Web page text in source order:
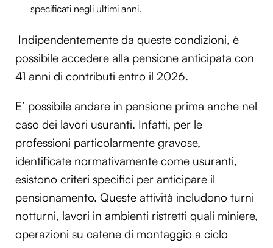
specificati negli ultimi anni.
Indipendentemente da queste condizioni, è
possibile accedere alla pensione anticipata con
41 anni di contributi entro il 2026.
E’ possibile andare in pensione prima anche nel
caso dei lavori usuranti. Infatti, per le
professioni particolarmente gravose,
identificate normativamente come usuranti,
esistono criteri specifici per anticipare il
pensionamento. Queste attività includono turni
notturni, lavori in ambienti ristretti quali miniere,
operazioni su catene di montaggio a ciclo